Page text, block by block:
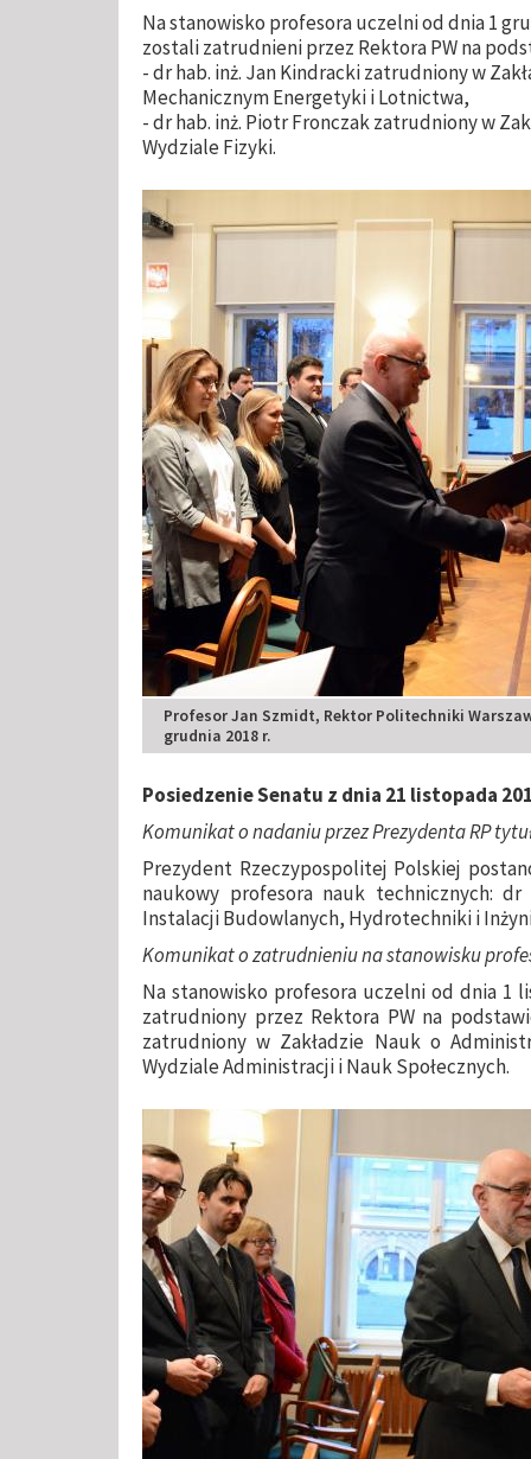
Na stanowisko profesora uczelni od dnia 1
zostali zatrudnieni przez Rektora PW na
- dr hab. inż. Jan Kindracki zatrudniony w
Mechanicznym Energetyki i Lotnictwa,
- dr hab. inż. Piotr Fronczak zatrudniony w
Wydziale Fizyki.
Profesor Jan Szmidt, Rektor Politechniki
grudnia 2018 r.
Posiedzenie Senatu z dnia 21 listopada
Komunikat o nadaniu przez Prezydenta RP
Prezydent Rzeczypospolitej Polskiej
naukowy profesora nauk technicznych: dr
Instalacji Budowlanych, Hydrotechniki i
Komunikat o zatrudnieniu na stanowisku
Na stanowisko profesora uczelni od dnia 1
zatrudniony przez Rektora PW na
zatrudniony w Zakładzie Nauk o
Wydziale Administracji i Nauk Społecznych.